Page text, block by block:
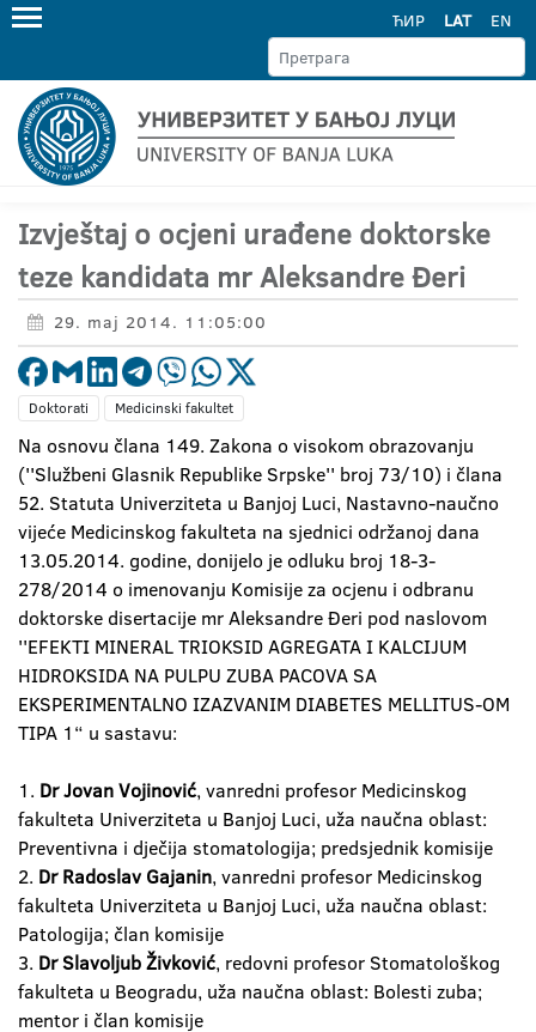
ЋИР LAT EN
Izvještaj o ocjeni urađene doktorske
teze kandidata mr Aleksandre Đeri
29. maj 2014. 11:05:00
Doktorati Medicinski fakultet
Na osnovu člana 149. Zakona o visokom obrazovanju
(''Službeni Glasnik Republike Srpske'' broj 73/10) i člana
52. Statuta Univerziteta u Banjoj Luci, Nastavno-naučno
vijeće Medicinskog fakulteta na sjednici održanoj dana
13.05.2014. godine, donijelo je odluku broj 18-3-
278/2014 o imenovanju Komisije za ocjenu i odbranu
doktorske disertacije mr Aleksandre Đeri pod naslovom
''EFEKTI MINERAL TRIOKSID AGREGATA I KALCIJUM
HIDROKSIDA NA PULPU ZUBA PACOVA SA
EKSPERIMENTALNO IZAZVANIM DIABETES MELLITUS-OM
TIPA 1“ u sastavu:
1. Dr Jovan Vojinović, vanredni profesor Medicinskog
fakulteta Univerziteta u Banjoj Luci, uža naučna oblast:
Preventivna i dječija stomatologija; predsjednik komisije
2. Dr Radoslav Gajanin, vanredni profesor Medicinskog
fakulteta Univerziteta u Banjoj Luci, uža naučna oblast:
Patologija; član komisije
3. Dr Slavoljub Živković, redovni profesor Stomatološkog
fakulteta u Beogradu, uža naučna oblast: Bolesti zuba;
mentor i član komisije